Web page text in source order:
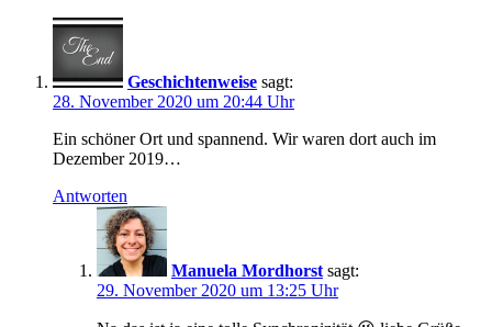
an
Reisen
espana
Fernweh
Gran
Canaria
Kanaren
Kanareninsel
landscape
Landschaft
Manuela
Mordhorst
Natur
Geschichtenweise sagt:
28. November 2020 um 20:44 Uhr
Ein schöner Ort und spannend. Wir waren dort auch im
Dezember 2019…
Antworten
Manuela Mordhorst sagt:
29. November 2020 um 13:25 Uhr